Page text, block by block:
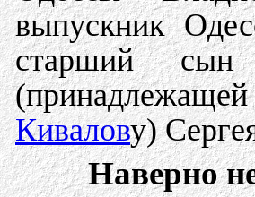
выпускник
старший сын
Кивалову)
Наверно